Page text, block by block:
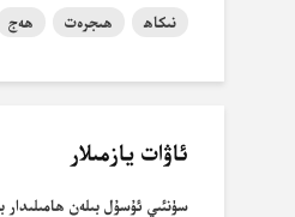
نىكاھ ھىجرەت ھەج
ئاۋات يازمىلار
سۈنئىي ئۇسۇل بىلەن ھامىلىدار